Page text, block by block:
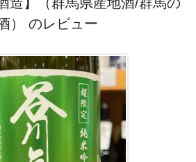
） のレビュー